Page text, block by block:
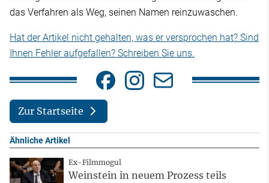
das Verfahren als Weg, seinen Namen reinzuwaschen.
Hat der Artikel nicht gehalten, was er versprochen hat? Sind
Ihnen Fehler aufgefallen? Schreiben Sie uns.
Zur Startseite
Ähnliche Artikel
Ex-Filmmogul
Weinstein in neuem Prozess teils